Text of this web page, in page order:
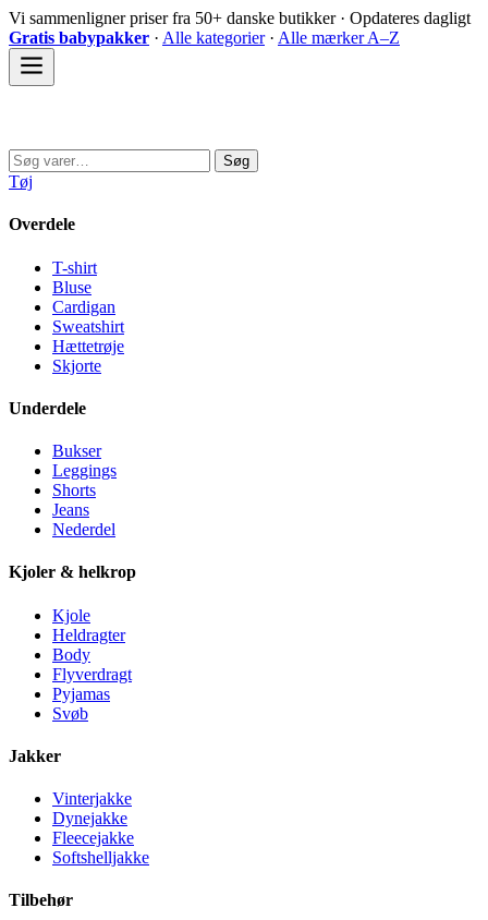
Spring
til
indhold
Vi sammenligner priser fra 50+ danske butikker · Opdateres dagligt
Gratis babypakker · Alle kategorier· Alle mærker A–Z
Søg
efter:
Søg
Tøj
Overdele
T-shirt
Bluse
Cardigan
Sweatshirt
Hættetrøje
Skjorte
Underdele
Bukser
Leggings
Shorts
Jeans
Nederdel
Kjoler & helkrop
Kjole
Heldragter
Body
Flyverdragt
Pyjamas
Svøb
Jakker
Vinterjakke
Dynejakke
Fleecejakke
Softshelljakke
Tilbehør